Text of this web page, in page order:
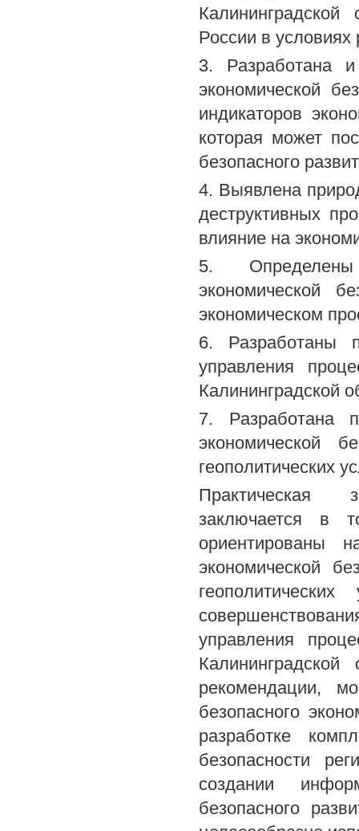
России в
3. Разработана и
экономической
индикаторов
которая может
безопасного
4. Выявлена
деструктивных
влияние на
5. Определены
экономической
экономическом
6. Разработаны
управления
Калининградской
7. Разработана
экономической
геополитических
Практическая
заключается в
ориентированы
экономической
управления
рекомендации,
безопасного
разработке
безопасности
создании
безопасного